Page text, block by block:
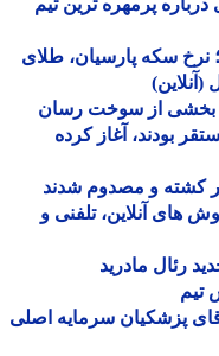
پرمهره ترین تیم
دلار امروز 16 مرداد 1405؛ نرخ سکه پارسیان، طلای
بخشی از سوخت رسان
آغاز کرده
آنلاین، تلفنی و
مادرید
پزشکیان سرمایه اصلی